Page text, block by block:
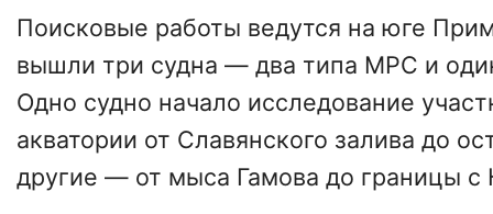
Поисковые работы ведутся на юге
вышли три судна — два типа МРС и
Одно судно начало исследование
акватории от Славянского залива до
другие — от мыса Гамова до границы